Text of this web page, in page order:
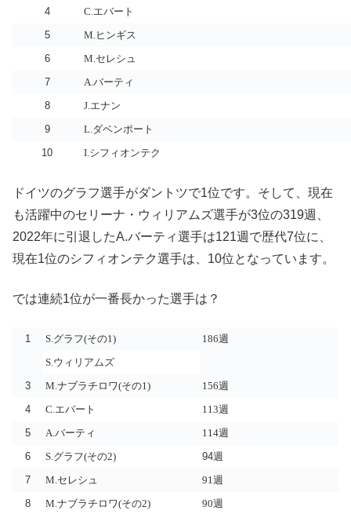
4 C.エバート
5 M.ヒンギス
6 M.セレシュ
7 A.バーティ
8 J.エナン
9 L.ダベンポート
10 I.シフィオンテク
ドイツのグラフ選手がダントツで1位です。そして、現在
も活躍中のセリーナ・ウィリアムズ選手が3位の319週、
2022年に引退したA.バーティ選手は121週で歴代7位に、
現在1位のシフィオンテク選手は、10位となっています。
では連続1位が一番長かった選手は？
1 S.グラフ(その1) 186週
S.ウィリアムズ
3 M.ナブラチロワ(その1) 156週
4 C.エバート 113週
5 A.バーティ 114週
6 S.グラフ(その2)
94週
7
M.セレシュ 91週
8 M.ナブラチロワ(その2) 90週